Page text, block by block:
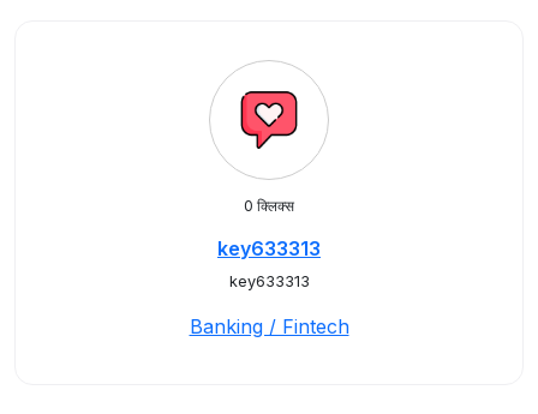
0 क्लिक्स
key633313
key633313
Banking / Fintech